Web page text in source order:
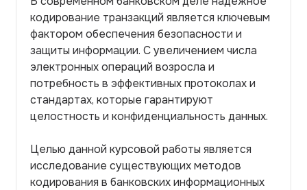
кодирование транзакций является ключевым
фактором обеспечения безопасности и
защиты информации. С увеличением числа
электронных операций возросла и
потребность в эффективных протоколах и
стандартах, которые гарантируют
целостность и конфиденциальность данных.
Целью данной курсовой работы является
исследование существующих методов
кодирования в банковских информационных